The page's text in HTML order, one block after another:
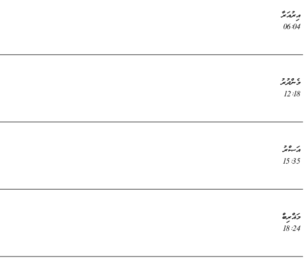
އިރުއަރާ
06:04
މެންދުރު
12:18
އަޞްރު
15:35
މަޣްރިބް
18:24